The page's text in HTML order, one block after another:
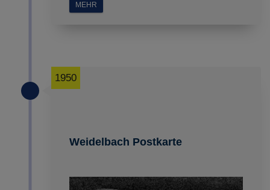
MEHR
Weidelbach Postkarte
1950